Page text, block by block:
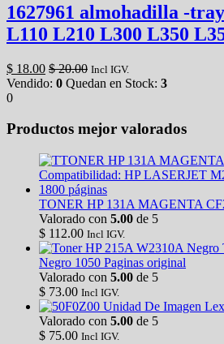
1627961 almohadilla -
L110 L210 L300 L350
$ 18.00 $20.00 Incl IGV.
Vendido: 0 Quedan en Stock: 3
0
Productos mejor valorados
TONER HP 131A MAGENTA
Valorado con 5.00 de 5
$ 112.00 Incl IGV.
Negro 1050 Paginas original
Valorado con 5.00 de 5
$ 73.00 Incl IGV.
Unidad De Imagen
Valorado con 5.00 de 5
$ 75.00 Incl IGV.